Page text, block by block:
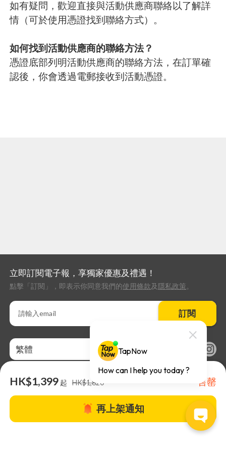
如有疑問，歡迎直接與活動供應商聯絡以了解詳
情（可於使用憑證找到聯絡方式）。
如何找到活動供應商的聯絡方法？
憑證底部列明活動供應商的聯絡方法，在訂單確
認後，你會透過電郵接收到活動憑證。
HK$1,399 起 HK$1,820 售罄
再上架通知
立即訂閱電子報，享獨家優惠及禮遇！
點擊「訂閱」，即表示你同意我們的使用條款及 隱私政策。
訂閱
繁體
關於TapNow |TapNow Blog |加入成為合作夥伴|網站條款 |幫助